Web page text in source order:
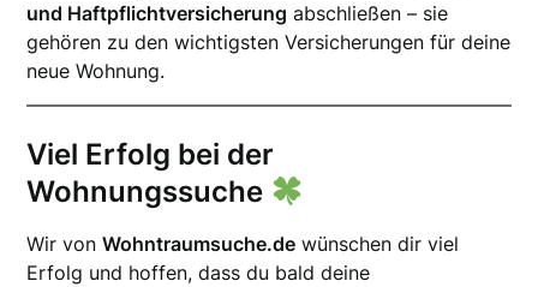
und Haftpflichtversicherung abschließen – sie
gehören zu den wichtigsten Versicherungen für deine
neue Wohnung.
Viel Erfolg bei der
Wohnungssuche
Wir vonWohntraumsuche.de wünschen dir viel
Erfolg und hoffen, dass du bald deine